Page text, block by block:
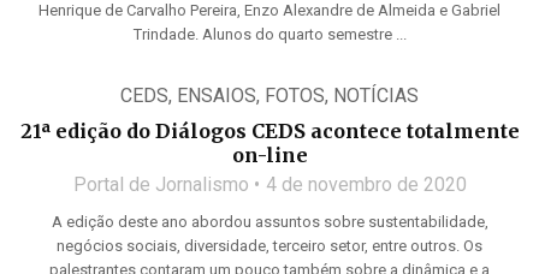
Henrique de Carvalho Pereira, Enzo Alexandre de Almeida e Gabriel
Trindade. Alunos do quarto semestre ...
CEDS, ENSAIOS, FOTOS, NOTÍCIAS
21ª edição do Diálogos CEDS acontece totalmente
on-line
Portal de Jornalismo 4 de novembro de 2020
A edição deste ano abordou assuntos sobre sustentabilidade,
negócios sociais, diversidade, terceiro setor, entre outros. Os
palestrantes contaram um pouco também sobre a dinâmica e a